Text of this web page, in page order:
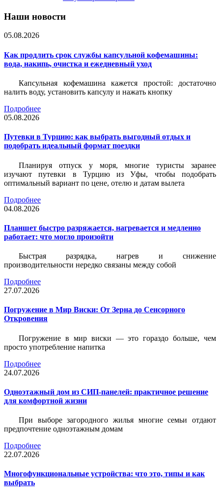
Наши новости
05.08.2026
Как продлить срок службы капсульной кофемашины:
вода, накипь, очистка и ежедневный уход
Капсульная кофемашина кажется простой: достаточно
налить воду, установить капсулу и нажать кнопку
Подробнее
05.08.2026
Путевки в Турцию: как выбрать выгодный отдых и
подобрать идеальный формат поездки
Планируя отпуск у моря, многие туристы заранее
изучают путевки в Турцию из Уфы, чтобы подобрать
оптимальный вариант по цене, отелю и датам вылета
Подробнее
04.08.2026
Планшет быстро разряжается, нагревается и медленно
работает: что могло произойти
Быстрая разрядка, нагрев и снижение
производительности нередко связаны между собой
Подробнее
27.07.2026
Погружение в Мир Виски: От Зерна до Сенсорного
Откровения
Погружение в мир виски — это гораздо больше, чем
просто употребление напитка
Подробнее
24.07.2026
Одноэтажный дом из СИП-панелей: практичное решение
для комфортной жизни
При выборе загородного жилья многие семьи отдают
предпочтение одноэтажным домам
Подробнее
22.07.2026
Многофункциональные устройства: что это, типы и как
выбрать